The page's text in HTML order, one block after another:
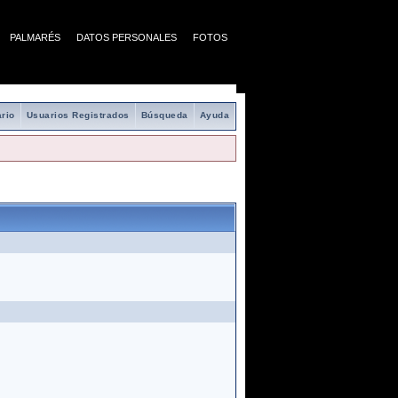
PALMARÉS DATOS PERSONALES FOTOS
Ayuda
Búsqueda
Usuarios Registrados